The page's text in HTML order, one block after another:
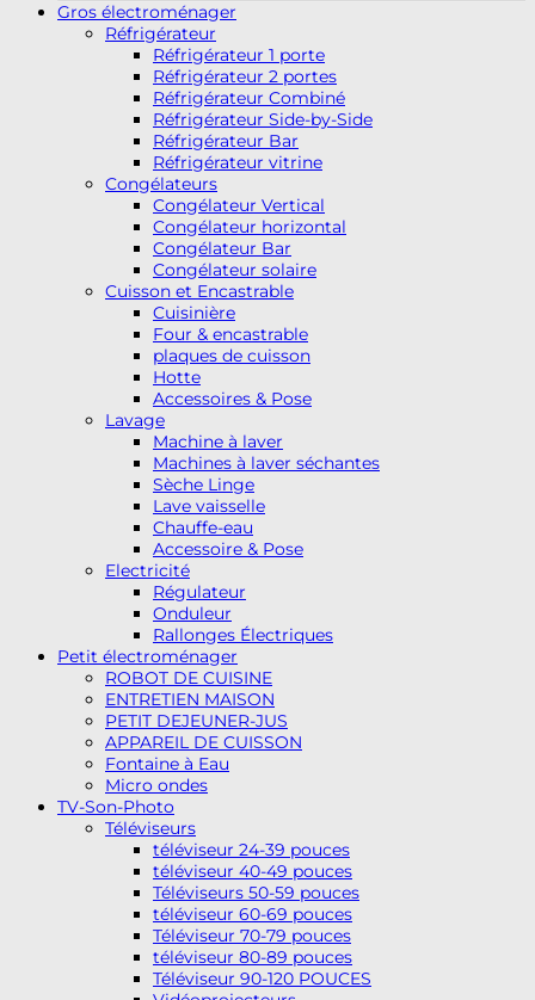
Gros électroménager
Réfrigérateur
Réfrigérateur 1 porte
Réfrigérateur 2 portes
Réfrigérateur Combiné
Réfrigérateur Side-by-Side
Réfrigérateur Bar
Réfrigérateur vitrine
Congélateurs
Congélateur Vertical
Congélateur horizontal
Congélateur Bar
Congélateur solaire
Cuisson et Encastrable
Cuisinière
Four & encastrable
plaques de cuisson
Hotte
Accessoires & Pose
Lavage
Machine à laver
Machines à laver séchantes
Sèche Linge
Lave vaisselle
Chauffe-eau
Accessoire & Pose
Electricité
Régulateur
Onduleur
Rallonges Électriques
Petit électroménager
ROBOT DE CUISINE
ENTRETIEN MAISON
PETIT DEJEUNER-JUS
APPAREIL DE CUISSON
Fontaine à Eau
Micro ondes
TV-Son-Photo
Téléviseurs
téléviseur 24-39 pouces
téléviseur 40-49 pouces
Téléviseurs 50-59 pouces
téléviseur 60-69 pouces
Téléviseur 70-79 pouces
téléviseur 80-89 pouces
Téléviseur 90-120 POUCES